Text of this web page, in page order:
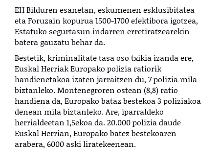
EH Bilduren esanetan, eskumenen esklusibitatea
eta Foruzain kopurua 1500-1700 efektibora igotzea,
Estatuko segurtasun indarren erretiratzearekin
batera gauzatu behar da.
Bestetik, kriminalitate tasa oso txikia izanda ere,
Euskal Herriak Europako polizia ratiorik
handienetakoa izaten jarraitzen du, 7 polizia mila
biztanleko. Montenegroren ostean (8,8) ratio
handiena da, Europako bataz bestekoa 3 poliziakoa
denean mila biztanleko. Are, iparraldeko
herrialdeetan 1,5ekoa da. 20.000 polizia daude
Euskal Herrian, Europako batez bestekoaren
arabera, 6000 aski liratekeenean.